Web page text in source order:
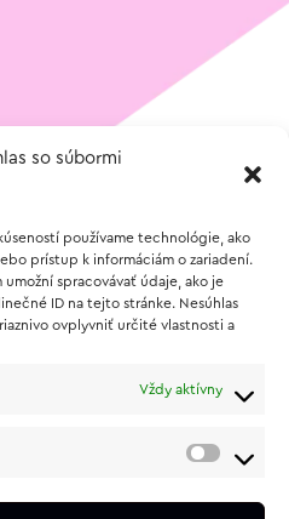
so súbormi
používame technológie, ako
prístup k informáciám o zariadení.
spracovávať údaje, ako je
ID na tejto stránke. Nesúhlas
ovplyvniť určité vlastnosti a
Vždy aktívny